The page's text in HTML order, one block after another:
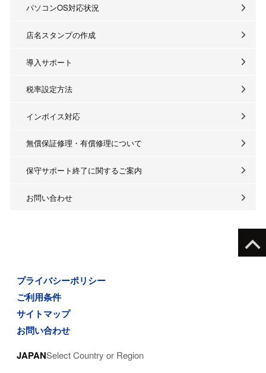
パソコンOS対応状況
店名スタンプの作成
導入サポート
税率設定方法
インボイス対応
無償保証修理・有償修理について
保守サポート終了に関するご案内
お問い合わせ
プライバシーポリシー
ご利用条件
サイトマップ
お問い合わせ
JAPANSelect Country or Region